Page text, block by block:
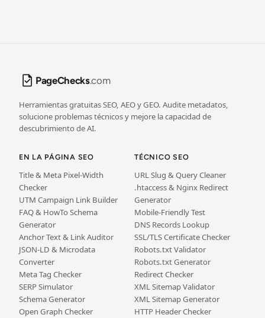
PageChecks.com
Herramientas gratuitas SEO, AEO y GEO. Audite metadatos,
solucione problemas técnicos y mejore la capacidad de
descubrimiento de AI.
EN LA PÁGINA SEO
Title & Meta Pixel-Width
Checker
UTM Campaign Link Builder
FAQ & HowTo Schema
Generator
Anchor Text & Link Auditor
JSON-LD & Microdata
Converter
Meta Tag Checker
SERP Simulator
Schema Generator
Open Graph Checker
TÉCNICO SEO
URL Slug & Query Cleaner
.htaccess & Nginx Redirect
Generator
Mobile-Friendly Test
DNS Records Lookup
SSL/TLS Certificate Checker
Robots.txt Validator
Robots.txt Generator
Redirect Checker
XML Sitemap Validator
XML Sitemap Generator
HTTP Header Checker